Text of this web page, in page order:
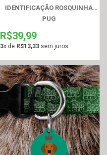
IDENTIFICAÇÃO ROSQUINHA
PUG
R$39,99
3x de R$13,33 sem juros